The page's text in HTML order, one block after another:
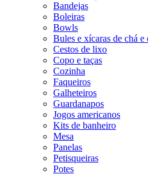
Bandejas
Boleiras
Bowls
Bules e xícaras de chá e
Cestos de lixo
Copo e taças
Cozinha
Faqueiros
Galheteiros
Guardanapos
Jogos americanos
Kits de banheiro
Mesa
Panelas
Petisqueiras
Potes